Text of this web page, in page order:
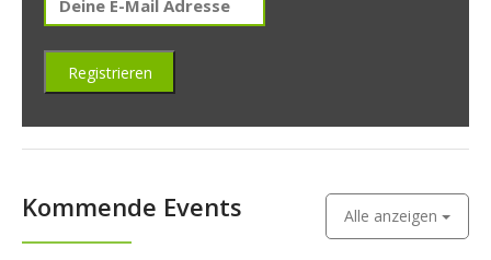
Kommende Events Alle anzeigen